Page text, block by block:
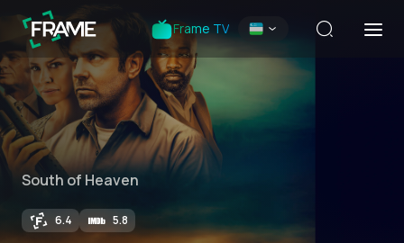
Frame TV
South of Heaven
6.4 5.8